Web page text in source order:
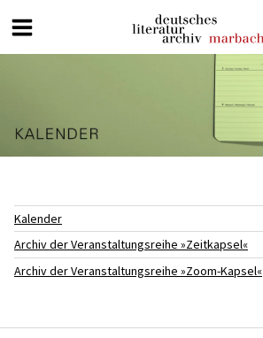
Deutsches
Literaturarchiv
Kalender
Archiv der Veranstaltungsreihe »Zeitkapsel«
Archiv der Veranstaltungsreihe »Zoom-Kapsel«